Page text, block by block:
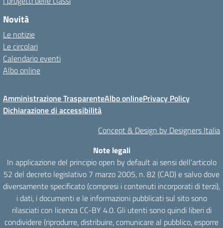
Novità
Le notizie
Le circolari
Calendario eventi
Albo online
Amministrazione TrasparenteAlbo onlinePrivacy Policy
Dichiarazione di accessibilità
Concept & Design by Designers Italia
Note legali
In applicazione del principio open by default ai sensi dell’articolo
52 del decreto legislativo 7 marzo 2005, n. 82 (CAD) e salvo dove
diversamente specificato (compresi i contenuti incorporati di terzi),
i dati, i documenti e le informazioni pubblicati sul sito sono
rilasciati con licenza CC-BY 4.0. Gli utenti sono quindi liberi di
condividere (riprodurre, distribuire, comunicare al pubblico, esporre